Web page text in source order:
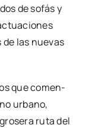
de sofás y
las nue­vas
que comen­
urbano,
ruta del